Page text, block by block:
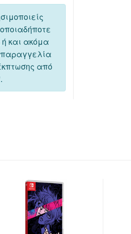
και ακόμα
από